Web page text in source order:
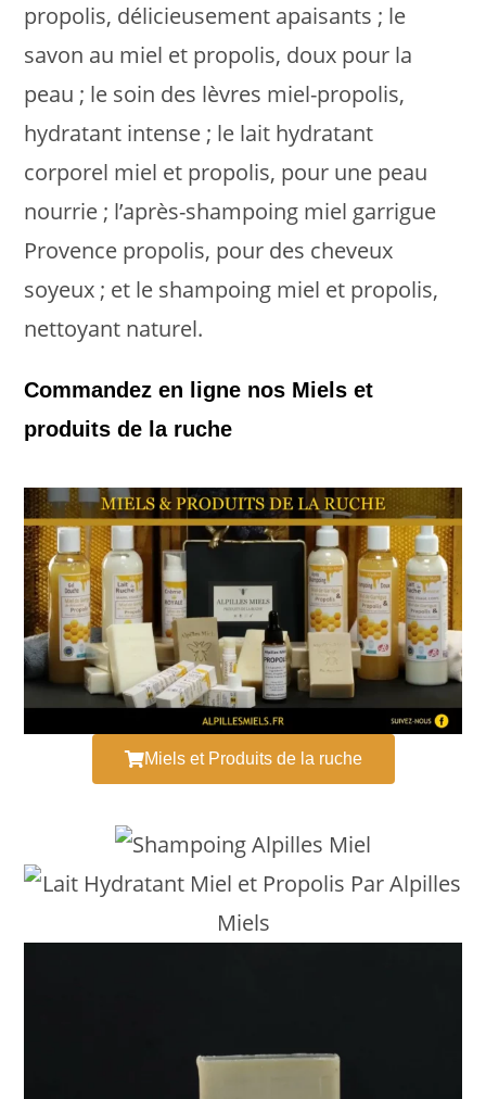
propolis, délicieusement apaisants ; le
savon au miel et propolis, doux pour la
peau ; le soin des lèvres miel-propolis,
hydratant intense ; le lait hydratant
corporel miel et propolis, pour une peau
nourrie ; l’après-shampoing miel garrigue
Provence propolis, pour des cheveux
soyeux ; et le shampoing miel et propolis,
nettoyant naturel.
Commandez en ligne nos Miels et
produits de la ruche
Miels et Produits de la ruche